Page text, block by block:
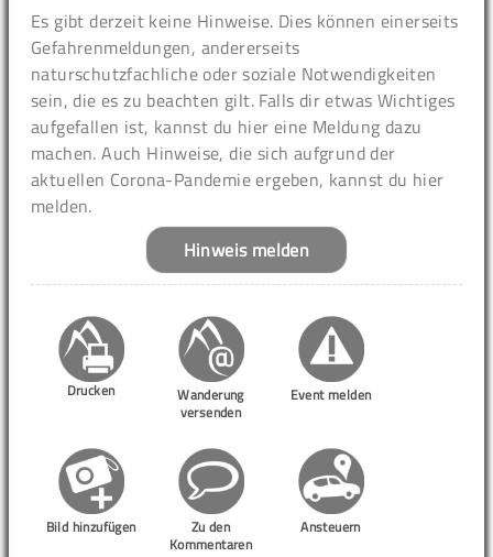
Es gibt derzeit keine Hinweise. Dies können einerseits
Gefahrenmeldungen, andererseits
naturschutzfachliche oder soziale Notwendigkeiten
sein, die es zu beachten gilt. Falls dir etwas Wichtiges
aufgefallen ist, kannst du hier eine Meldung dazu
machen. Auch Hinweise, die sich aufgrund der
aktuellen Corona-Pandemie ergeben, kannst du hier
melden.
Hinweis melden
Drucken
Wanderung
versenden
Event melden
Bild hinzufügen
Zu den
Kommentaren
Ansteuern